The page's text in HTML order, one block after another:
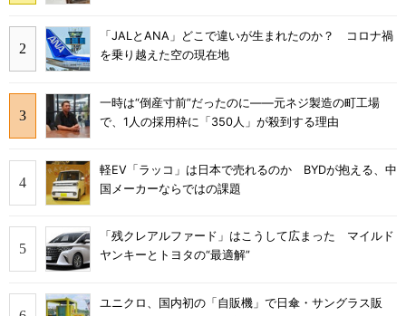
「JALとANA」どこで違いが生まれたのか？ コロナ禍
を乗り越えた空の現在地
一時は“倒産寸前”だったのに――元ネジ製造の町工場
で、1人の採用枠に「350人」が殺到する理由
軽EV「ラッコ」は日本で売れるのか BYDが抱える、中
国メーカーならではの課題
「残クレアルファード」はこうして広まった マイルド
ヤンキーとトヨタの“最適解”
ユニクロ、国内初の「自販機」で日傘・サングラス販